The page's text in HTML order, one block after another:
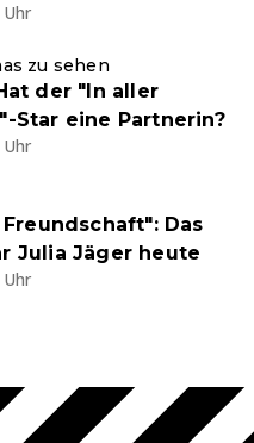
Uhr
zu sehen
der "In aller
Star eine Partnerin?
Uhr
Das
Julia Jäger heute
Uhr